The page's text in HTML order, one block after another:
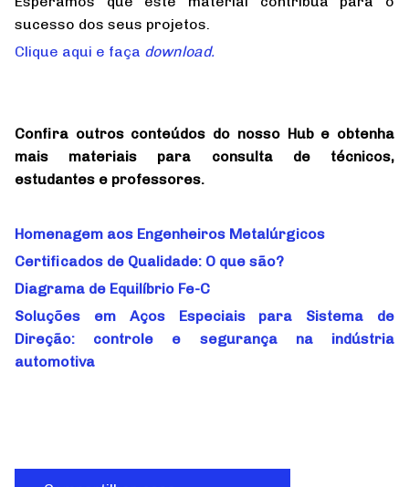
sucesso dos seus projetos.
Clique aqui e faça download.
Confira outros conteúdos do nosso Hub e obtenha
mais materiais para consulta de técnicos,
estudantes e professores.
Homenagem aos Engenheiros Metalúrgicos
Certificados de Qualidade: O que são?
Diagrama de Equilíbrio Fe-C
Soluções em Aços Especiais para Sistema de
Direção: controle e segurança na indústria
automotiva